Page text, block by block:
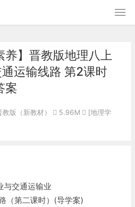
养】晋教版地理八上
运输线路 第2课时
案
教版（新教材） 5.96M
[地理学
与交通运输业
（第二课时）(导学案)